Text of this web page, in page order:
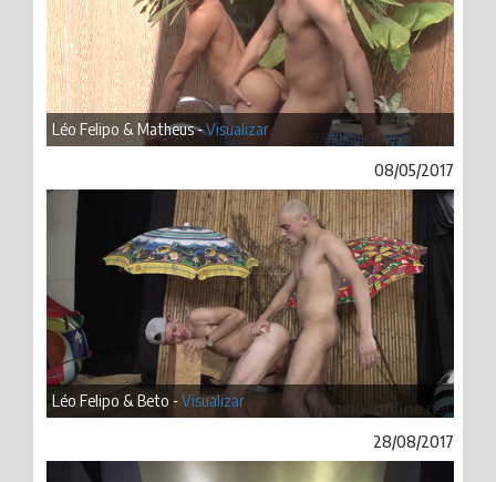
Léo Felipo & Matheus -Visualizar
08/05/2017
Léo Felipo & Beto -Visualizar
28/08/2017